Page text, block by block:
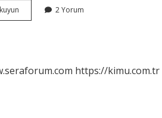
Nin
2 Yorum
https://kimu.com.tr